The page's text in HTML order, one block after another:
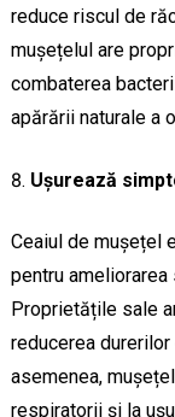
reduce riscul de
mușețelul are
combaterea
apărării naturale a
Ușurează
Ceaiul de mușețel
pentru
Proprietățile sale
reducerea
asemenea,
respiratorii și la